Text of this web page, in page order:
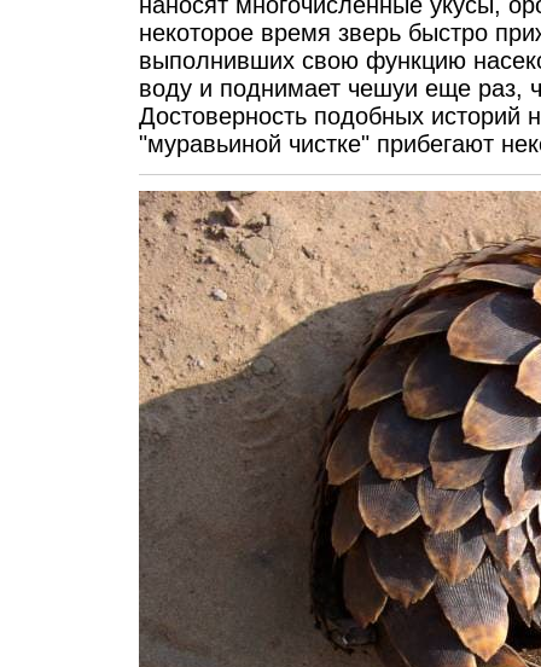
некоторое время зверь быстро
выполнивших свою функцию
воду и поднимает чешуи еще раз,
Достоверность подобных историй
"муравьиной чистке" прибегают